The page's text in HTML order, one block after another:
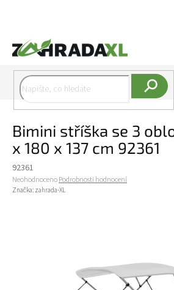
Bimini stříška se 3
x 180 x 137 cm 92361
92361
Průměrné hodnocení produktu je 0,0 z 5
NeohodnocenoPodrobnosti hodnocení
Značka: zahrada-XL